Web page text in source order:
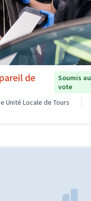
de
Soumis au
vote
Unité Locale de Tours